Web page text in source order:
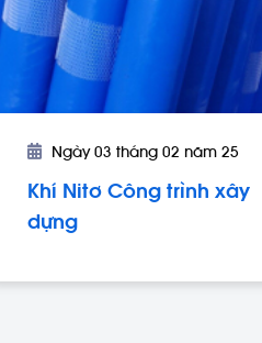
Ngày 03 tháng 02 năm 25
Khí Nitơ Công trình xây
dựng